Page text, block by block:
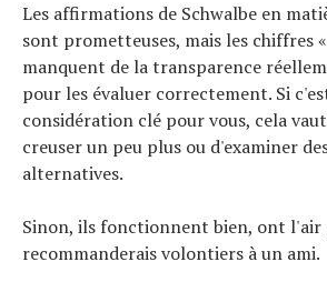
Les affirmations de Schwalbe en
sont prometteuses, mais les chiffres
manquent de la transparence
pour les évaluer correctement. Si
considération clé pour vous, cela
creuser un peu plus ou d'examiner
alternatives.
Sinon, ils fonctionnent bien, ont l'air
recommanderais volontiers à un ami.